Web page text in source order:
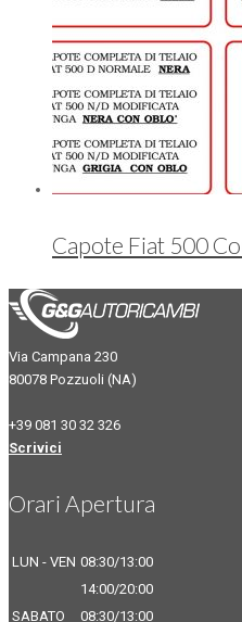
Capote Fiat 500
Via Campana 230
80078 Pozzuoli (NA)
+39 081 30 32 326
Scrivici
Orari Apertura
LUN - VEN 08:30/13:00
14:00/20:00
SABATO
08:30/13:00